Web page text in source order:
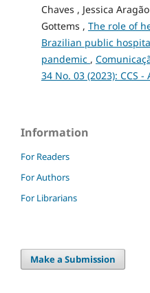
Chaves , Jessica
Gottems , The role of
Brazilian public
pandemic ,
34 No. 03 (2023): CCS
Information
For Readers
For Authors
For Librarians
Make a Submission